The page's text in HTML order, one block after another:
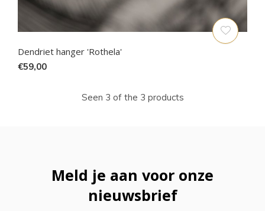
Dendriet hanger 'Rothela'
€59,00
Seen 3 of the 3 products
Meld je aan voor onze
nieuwsbrief